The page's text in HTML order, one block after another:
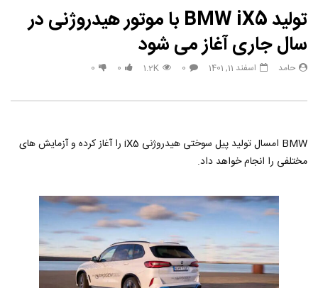
تولید BMW iX5 با موتور هیدروژنی در
سال جاری آغاز می شود
حامد اسفند 11, 1401 0
1.2K
0
0
BMW امسال تولید پیل سوختی هیدروژنی iX5 را آغاز کرده و آزمایش های
مختلفی را انجام خواهد داد.